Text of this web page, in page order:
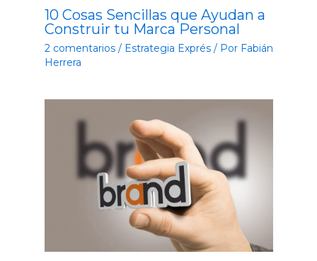
10 Cosas Sencillas que Ayudan a
Construir tu Marca Personal
2 comentarios / Estrategia Exprés/ Por Fabián
Herrera